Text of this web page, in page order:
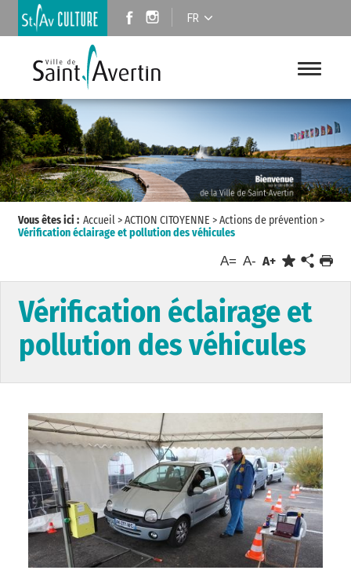
FR
Vous êtes ici : Accueil>ACTION CITOYENNE >Actions de prévention>
Vérification éclairage et pollution des véhicules
A= A- A+
Vérification éclairage et
pollution des véhicules